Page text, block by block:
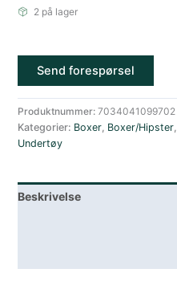
2 på lager
Send forespørsel
Produktnummer:7034041099702
Kategorier: Boxer, Boxer/Hipster,
Undertøy
Beskrivelse